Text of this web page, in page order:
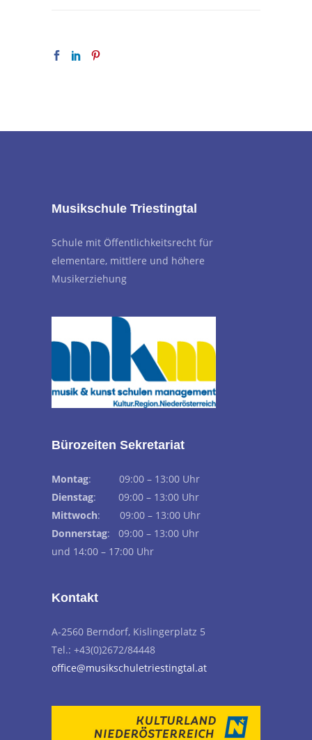
Musikschule Triestingtal
Schule mit Öffentlichkeitsrecht für
elementare, mittlere und höhere
Musikerziehung
Bürozeiten Sekretariat
Montag: 09:00 – 13:00 Uhr
Dienstag: 09:00 – 13:00 Uhr
Mittwoch: 09:00 – 13:00 Uhr
Donnerstag: 09:00 – 13:00 Uhr
und 14:00 – 17:00 Uhr
Kontakt
A-2560 Berndorf, Kislingerplatz 5
Tel.: +43(0)2672/84448
office@musikschuletriestingtal.at